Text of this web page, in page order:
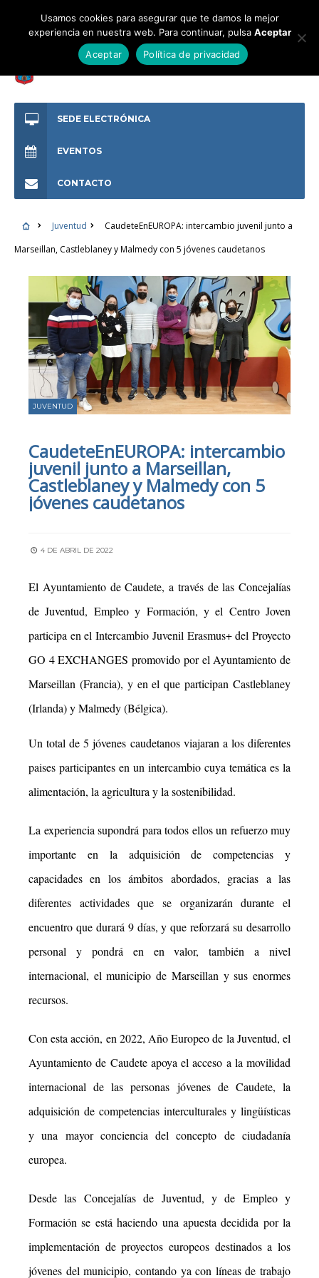
SEDE ELECTRÓNICA
EVENTOS
CONTACTO
Juventud
CaudeteEnEUROPA: intercambio juvenil junto a
Marseillan, Castleblaney y Malmedy con 5 jóvenes caudetanos
JUVENTUD
CaudeteEnEUROPA: intercambio
juvenil junto a Marseillan,
Castleblaney y Malmedy con 5
jóvenes caudetanos
4 DE ABRIL DE 2022
El Ayuntamiento de Caudete, a través de las Concejalías
de Juventud, Empleo y Formación, y el Centro Joven
participa en el Intercambio Juvenil Erasmus+ del Proyecto
GO 4 EXCHANGES promovido por el Ayuntamiento de
Marseillan (Francia), y en el que participan Castleblaney
(Irlanda) y Malmedy (Bélgica).
Un total de 5 jóvenes caudetanos viajaran a los diferentes
paises participantes en un intercambio cuya temática es la
alimentación, la agricultura y la sostenibilidad.
La experiencia supondrá para todos ellos un refuerzo muy
importante en la adquisición de competencias y
capacidades en los ámbitos abordados, gracias a las
diferentes actividades que se organizarán durante el
encuentro que durará 9 días, y que reforzará su desarrollo
personal y pondrá en en valor, también a nivel
internacional, el municipio de Marseillan y sus enormes
recursos.
Con esta acción, en 2022, Año Europeo de la Juventud, el
Ayuntamiento de Caudete apoya el acceso a la movilidad
internacional de las personas jóvenes de Caudete, la
adquisición de competencias interculturales y lingüísticas
y una mayor conciencia del concepto de ciudadanía
europea.
Desde las Concejalías de Juventud, y de Empleo y
Formación se está haciendo una apuesta decidida por la
implementación de proyectos europeos destinados a los
jóvenes del municipio, contando ya con líneas de trabajo
Usamos cookies para asegurar que te damos la mejor
experiencia en nuestra web. Para continuar, pulsa Aceptar
Aceptar
Política de privacidad